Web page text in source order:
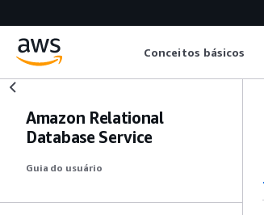
Conceitos básicos
Amazon Relational
Database Service
Guia do usuário